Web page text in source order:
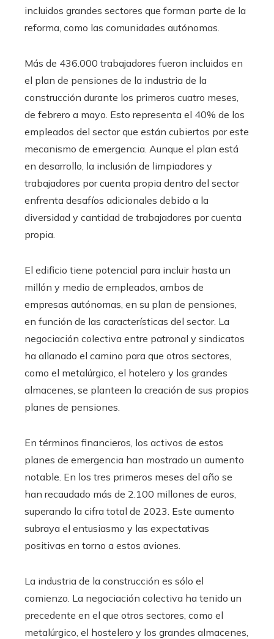
incluidos grandes sectores que forman parte de la
reforma, como las comunidades autónomas.
Más de 436.000 trabajadores fueron incluidos en
el plan de pensiones de la industria de la
construcción durante los primeros cuatro meses,
de febrero a mayo. Esto representa el 40% de los
empleados del sector que están cubiertos por este
mecanismo de emergencia. Aunque el plan está
en desarrollo, la inclusión de limpiadores y
trabajadores por cuenta propia dentro del sector
enfrenta desafíos adicionales debido a la
diversidad y cantidad de trabajadores por cuenta
propia.
El edificio tiene potencial para incluir hasta un
millón y medio de empleados, ambos de
empresas autónomas, en su plan de pensiones,
en función de las características del sector. La
negociación colectiva entre patronal y sindicatos
ha allanado el camino para que otros sectores,
como el metalúrgico, el hotelero y los grandes
almacenes, se planteen la creación de sus propios
planes de pensiones.
En términos financieros, los activos de estos
planes de emergencia han mostrado un aumento
notable. En los tres primeros meses del año se
han recaudado más de 2.100 millones de euros,
superando la cifra total de 2023. Este aumento
subraya el entusiasmo y las expectativas
positivas en torno a estos aviones.
La industria de la construcción es sólo el
comienzo. La negociación colectiva ha tenido un
precedente en el que otros sectores, como el
metalúrgico, el hostelero y los grandes almacenes,